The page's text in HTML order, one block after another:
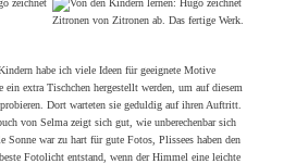
habe ich viele Ideen für geeignete Motive
ein extra Tischchen hergestellt werden, um auf diesem
Dort warteten sie geduldig auf ihren Auftritt.
von Selma zeigt sich gut, wie unberechenbar sich
Sonne war zu hart für gute Fotos, Plissees haben den
Fotolicht entstand, wenn der Himmel eine leichte